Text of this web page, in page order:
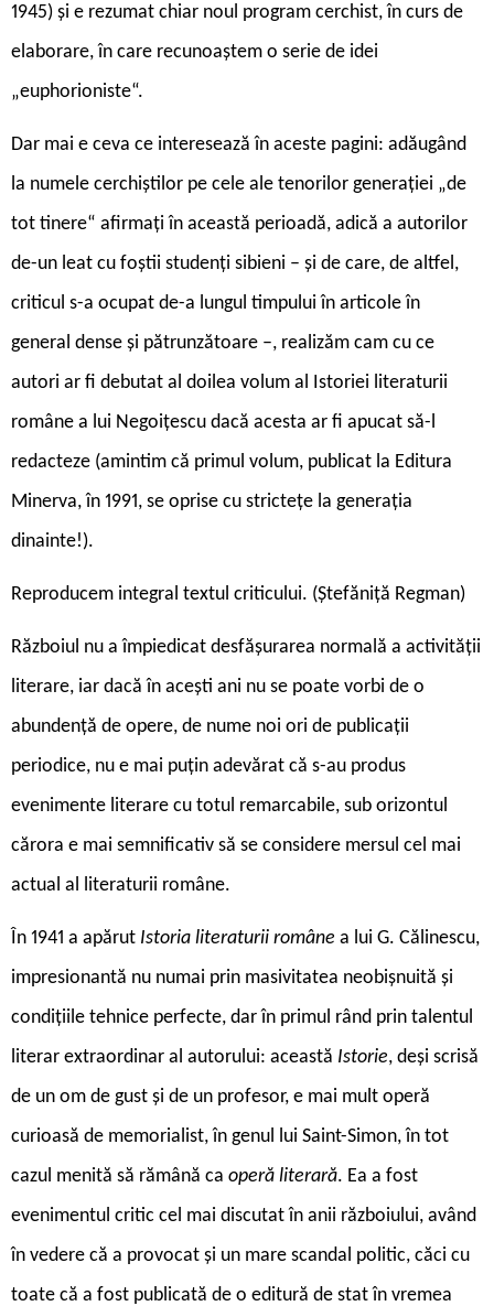
1945) şi e rezumat chiar noul program cerchist, în curs de
elaborare, în care recunoaştem o serie de idei
„euphorioniste“.
Dar mai e ceva ce interesează în aceste pagini: adăugând
la numele cerchiştilor pe cele ale tenorilor generaţiei „de
tot tinere“ afirmaţi în această perioadă, adică a autorilor
de-un leat cu foştii studenţi sibieni – şi de care, de altfel,
criticul s-a ocupat de-a lungul timpului în articole în
general dense şi pătrunzătoare –, realizăm cam cu ce
autori ar fi debutat al doilea volum al Istoriei literaturii
române a lui Negoiţescu dacă acesta ar fi apucat să-l
redacteze (amintim că primul volum, publicat la Editura
Minerva, în 1991, se oprise cu stricteţe la generaţia
dinainte!).
Reproducem integral textul criticului. (Ștefăniță Regman)
Războiul nu a împiedicat desfășurarea normală a activității
literare, iar dacă în acești ani nu se poate vorbi de o
abundență de opere, de nume noi ori de publicații
periodice, nu e mai puțin adevărat că s-au produs
evenimente literare cu totul remarcabile, sub orizontul
cărora e mai semnificativ să se considere mersul cel mai
actual al literaturii române.
În 1941 a apărut Istoria literaturii române a lui G. Călinescu,
impresionantă nu numai prin masivitatea neobișnuită și
condițiile tehnice perfecte, dar în primul rând prin talentul
literar extraordinar al autorului: această Istorie, deși scrisă
de un om de gust și de un profesor, e mai mult operă
curioasă de memorialist, în genul lui Saint-Simon, în tot
cazul menită să rămână ca operă literară. Ea a fost
evenimentul critic cel mai discutat în anii războiului, având
în vedere că a provocat și un mare scandal politic, căci cu
toate că a fost publicată de o editură de stat în vremea